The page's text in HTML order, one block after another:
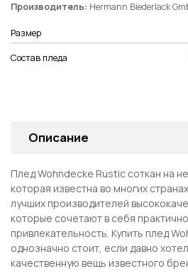
Производитель: Hermann Biederlack
Размер
Состав пледа
Описание
ПледWohndecke Rustic соткан на
которая известна во многих
лучших производителей
которые сочетают в себя
привлекательность. Купить плед
однозначно стоит, если давно
качественную вещь известного